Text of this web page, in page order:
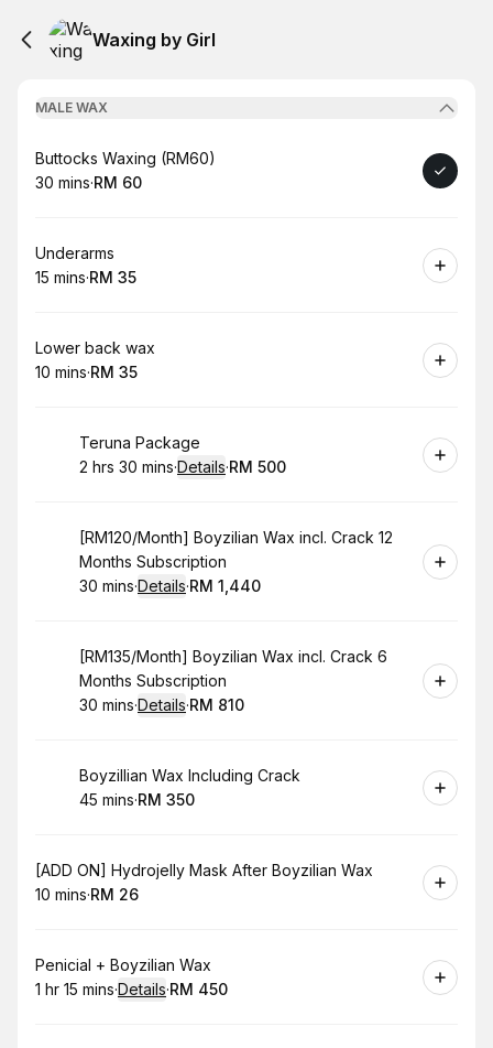
Waxing by Girl
MALE WAX
Book
Buttocks Waxing (RM60)
.Duration
30 mins·
.Price
RM 60
Book
Underarms
.Duration :
15 mins·
.Price
RM 35
Book
Lower back wax
.Duration :
10 mins·
.Price
RM 35
Book
Teruna Package
. Duration:
2 hrs 30 mins·Details·
.Price:
RM 500
Book
[RM120/Month] Boyzilian Wax incl. Crack 12
Months Subscription
.Duration:
30 mins·Details·
.Price:
RM 1,440
Book
[RM135/Month] Boyzilian Wax incl. Crack 6
Months Subscription
.Duration:
30 mins·Details·
.Price:
RM 810
Book
Boyzillian Wax Including Crack
.Duration
45 mins·
.Price:
RM 350
Book
[ADD ON] Hydrojelly Mask After Boyzilian Wax
.Duration :
10 mins·
.Price
RM 26
Book
Penicial + Boyzilian Wax
. Duration :
1 hr 15 mins·Details·
.Price:
RM 450